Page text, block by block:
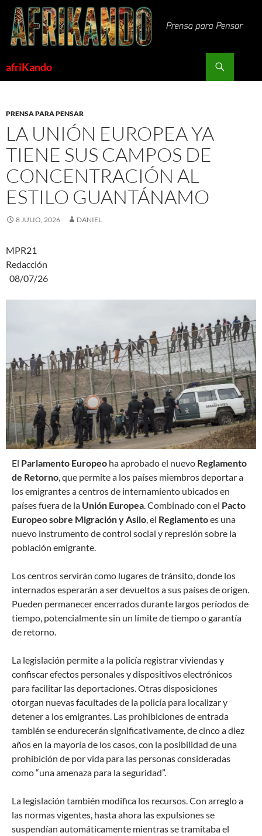
Saltar
contenido
afriKando
PRENSA PARA PENSAR
LA UNIÓN EUROPEA YA
TIENE SUS CAMPOS DE
CONCENTRACIÓN AL
ESTILO GUANTÁNAMO
8 JULIO, 2026 DANIEL
MPR21
Redacción
08/07/26
El Parlamento Europeo ha aprobado el nuevo Reglamento
de Retorno, que permite a los países miembros deportar a
los emigrantes a centros de internamiento ubicados en
países fuera de la Unión Europea. Combinado con el Pacto
Europeo sobre Migración y Asilo, el Reglamentoes una
nuevo instrumento de control social y represión sobre la
población emigrante.
Los centros servirán como lugares de tránsito, donde los
internados esperarán a ser devueltos a sus países de origen.
Pueden permanecer encerrados durante largos períodos de
tiempo, potencialmente sin un límite de tiempo o garantía
de retorno.
La legislación permite a la policía registrar viviendas y
confiscar efectos personales y dispositivos electrónicos
para facilitar las deportaciones. Otras disposiciones
otorgan nuevas facultades de la policía para localizar y
detener a los emigrantes. Las prohibiciones de entrada
también se endurecerán significativamente, de cinco a diez
años en la mayoría de los casos, con la posibilidad de una
prohibición de por vida para las personas consideradas
como “una amenaza para la seguridad”.
La legislación también modifica los recursos. Con arreglo a
las normas vigentes, hasta ahora las expulsiones se
suspendían automáticamente mientras se tramitaba el